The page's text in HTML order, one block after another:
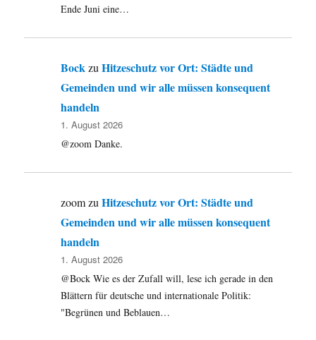
Ende Juni eine…
BockzuHitzeschutz vor Ort: Städte und
Gemeinden und wir alle müssen konsequent
handeln
1. August 2026
@zoom Danke.
zoomzuHitzeschutz vor Ort: Städte und
Gemeinden und wir alle müssen konsequent
handeln
1. August 2026
@Bock Wie es der Zufall will, lese ich gerade in den
Blättern für deutsche und internationale Politik:
"Begrünen und Beblauen…